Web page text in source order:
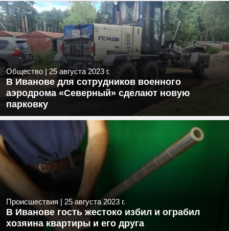
Общество | 25 августа 2023 г.
В Иванове для сотрудников военного
аэродрома «Северный» сделают новую
парковку
Происшествия | 25 августа 2023 г.
В Иванове гость жестоко избил и ограбил
хозяина квартиры и его друга